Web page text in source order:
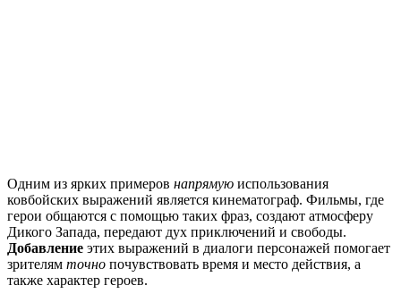
Одним из ярких примеров напрямую использования
ковбойских выражений является кинематограф. Фильмы, где
герои общаются с помощью таких фраз, создают атмосферу
Дикого Запада, передают дух приключений и свободы.
Добавление этих выражений в диалоги персонажей помогает
зрителям точно почувствовать время и место действия, а
также характер героев.